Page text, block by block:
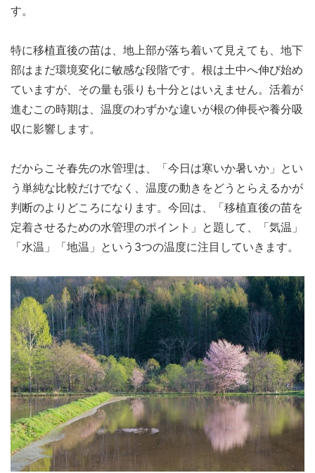
す。
特に移植直後の苗は、地上部が落ち着いて見えても、地下
部はまだ環境変化に敏感な段階です。根は土中へ伸び始め
ていますが、その量も張りも十分とはいえません。活着が
進むこの時期は、温度のわずかな違いが根の伸長や養分吸
収に影響します。
だからこそ春先の水管理は、「今日は寒いか暑いか」とい
う単純な比較だけでなく、温度の動きをどうとらえるかが
判断のよりどころになります。今回は、「移植直後の苗を
定着させるための水管理のポイント」と題して、「気温」
「水温」「地温」という3つの温度に注目していきます。